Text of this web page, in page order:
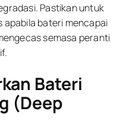
Pastikan untuk
bateri mencapai
semasa peranti
Bateri
(Deep